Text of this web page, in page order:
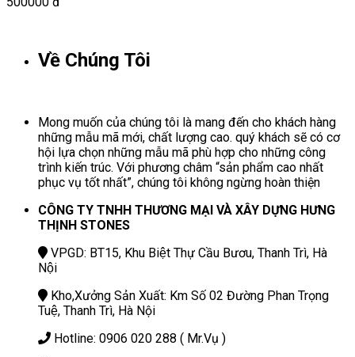
Về Chúng Tôi
Mong muốn của chúng tôi là mang đến cho khách hàng
những mẫu mã mới, chất lượng cao. quý khách sẽ có cơ
hội lựa chọn những mẫu mã phù hợp cho những công
trình kiến trúc. Với phương châm “sản phẩm cao nhất
phục vụ tốt nhất”, chúng tôi không ngừng hoàn thiện
CÔNG TY TNHH THƯƠNG MẠI VÀ XÂY DỰNG HƯNG
THỊNH STONES
VPGD: BT15, Khu Biệt Thự Cầu Bươu, Thanh Trì, Hà
Nội
Kho,Xưởng Sản Xuất: Km Số 02 Đường Phan Trọng
Tuệ, Thanh Trì, Hà Nội
Hotline: 0906 020 288 ( Mr.Vụ )